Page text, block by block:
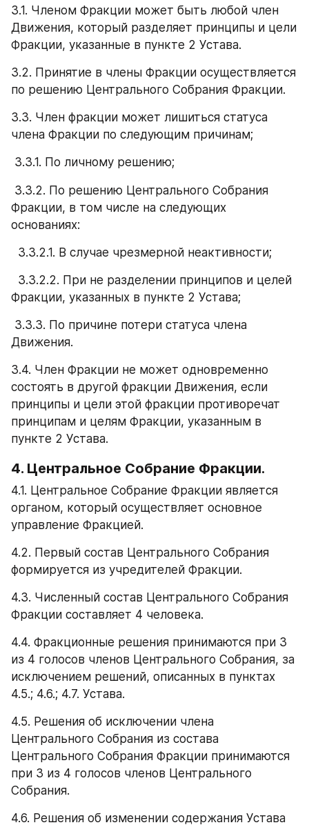
3.1. Членом Фракции может быть любой член
Движения, который разделяет принципы и цели
Фракции, указанные в пункте 2 Устава.
3.2. Принятие в члены Фракции осуществляется
по решению Центрального Собрания Фракции.
3.3. Член фракции может лишиться статуса
члена Фракции по следующим причинам;
3.3.1. По личному решению;
Фракции, в том числе на следующих
основаниях:
  3.3.2.1. В случае чрезмерной неактивности;
Фракции, указанных в пункте 2 Устава;
Движения.
3.4. Член Фракции не может одновременно
состоять в другой фракции Движения, если
принципы и цели этой фракции противоречат
принципам и целям Фракции, указанным в
пункте 2 Устава.
4. Центральное Собрание Фракции.
4.1. Центральное Собрание Фракции является
органом, который осуществляет основное
управление Фракцией.
4.2. Первый состав Центрального Собрания
формируется из учредителей Фракции.
4.3. Численный состав Центрального Собрания
Фракции составляет 4 человека.
4.4. Фракционные решения принимаются при 3
из 4 голосов членов Центрального Собрания, за
исключением решений, описанных в пунктах
4.5.; 4.6.; 4.7. Устава.
4.5. Решения об исключении члена
Центрального Собрания из состава
Центрального Собрания Фракции принимаются
при 3 из 4 голосов членов Центрального
Собрания.
4.6. Решения об изменении содержания Устава